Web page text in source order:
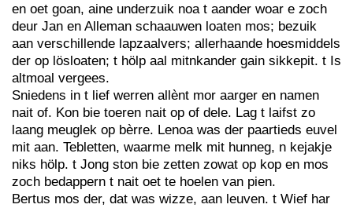
en oet goan, aine underzuik noa t aander woar e zoch
deur Jan en Alleman schaauwen loaten mos; bezuik
aan verschillende lapzaalvers; allerhaande hoesmiddels
der op lösloaten; t hölp aal mitnkander gain sikkepit. t Is
altmoal vergees.
Sniedens in t lief werren allènt mor aarger en namen
nait of. Kon bie toeren nait op of dele. Lag t laifst zo
laang meuglek op bèrre. Lenoa was der paartieds euvel
mit aan. Tebletten, waarme melk mit hunneg, n kejakje
niks hölp. t Jong ston bie zetten zowat op kop en mos
zoch bedappern t nait oet te hoelen van pien.
Bertus mos der, dat was wizze, aan leuven. t Wief har